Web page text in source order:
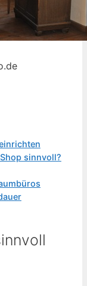
sinnvoll?